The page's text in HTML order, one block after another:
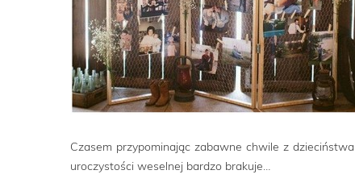
Czasem przypominając zabawne chwile z
uroczystości weselnej bardzo brakuje…